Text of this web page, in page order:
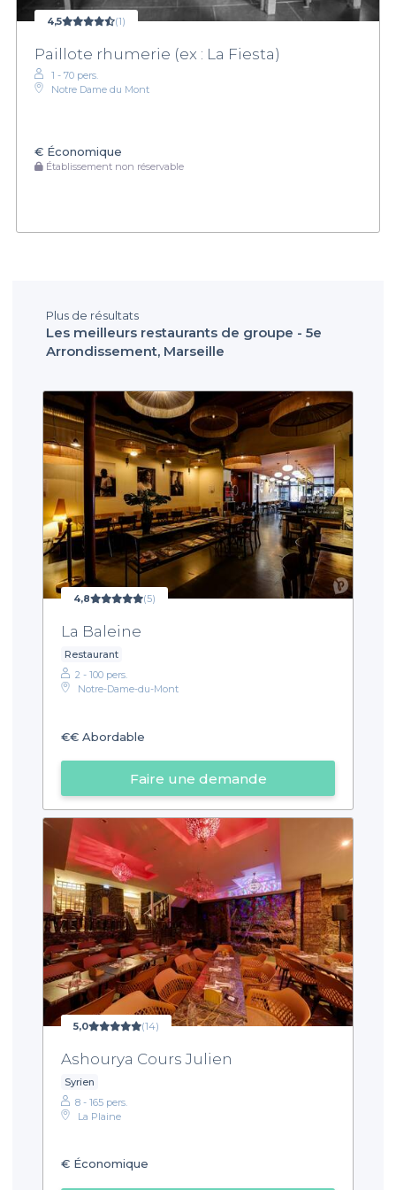
de beer-pong, et transformez votre soirée en un instant
4,5 (1)
Paillote rhumerie (ex : La Fiesta)
1 - 70 pers.
Notre Dame du Mont
€ Économique
Établissement non réservable
Plus de résultats
Les meilleurs restaurants de groupe - 5e
Arrondissement, Marseille
4,8 (5)
La Baleine
Restaurant
2 - 100 pers.
Notre-Dame-du-Mont
€€ Abordable
Faire une demande
5,0 (14)
Ashourya Cours Julien
Syrien
8 - 165 pers.
La Plaine
€ Économique